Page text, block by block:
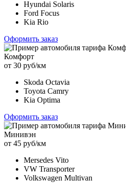
Hyundai Solaris
Ford Focus
Kia Rio
Оформить заказ
Комфорт
от 30 руб/км
Skoda Octavia
Toyota Camry
Kia Optima
Оформить заказ
Минивэн
от 45 руб/км
Mersedes Vito
VW Transporter
Volkswagen Multivan